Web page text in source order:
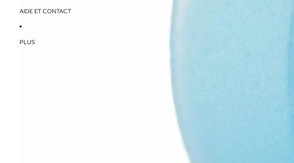
AIDE ET CONTACT
PLUS